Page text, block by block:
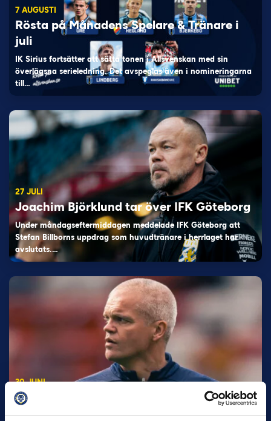
7 AUGUSTI
Rösta på Månadens Spelare & Tränare i
juli
IK Sirius fortsätter att sätta tonen i Allsvenskan med sin
överlägsna serieledning. Det avspeglas även i nomineringarna
till…
27 JULI
Joachim Björklund tar över IFK Göteborg
Under måndagseftermiddagen meddelade IFK Göteborg att
Stefan Billborns uppdrag som huvudtränare i herrlaget har
avslutats.…
30 JUNI
Helstrup ny tränare i Malmö FF
Inleder mot…